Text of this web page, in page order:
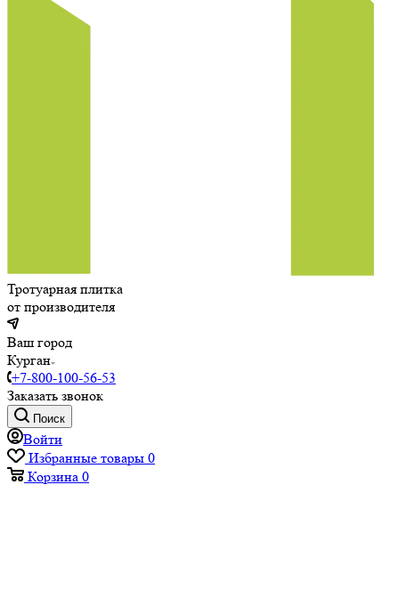
Тротуарная плитка
от производителя
Ваш город
Курган
+7-800-100-56-53
Заказать звонок
Поиск
Войти
Избранные товары 0
Корзина 0